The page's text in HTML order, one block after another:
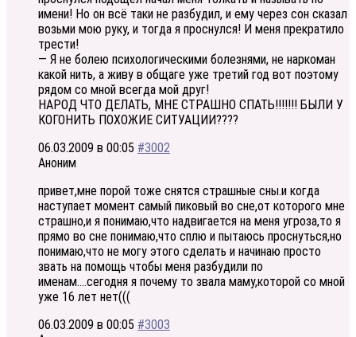
имени! Но он всё таки не разбудил, и ему через сон сказал
возьми мою руку, и тогда я проснулся! И меня прекратило
трести!
— Я не болею психологическими болезнями, не наркоман
какой нить, а живу в общаге уже третий год вот поэтому
рядом со мной всегда мой друг!
НАРОД ЧТО ДЕЛАТЬ, МНЕ СТРАШНО СПАТЬ!!!!!!! БЫЛИ У
КОГОНИТЬ ПОХОЖИЕ СИТУАЦИИ????
06.03.2009 в 00:05 #3002
Аноним
привет,мне порой тоже снятся страшные сны.и когда
наступает момент самый пиковый во сне,от которого мне
страшно,и я понимаю,что надвигается на меня угроза,то я
прямо во сне понимаю,что сплю и пытаюсь проснуться,но
понимаю,что не могу этого сделать и начинаю просто
звать на помощь чтобы меня разбудили по
именам….сегодня я почему то звала маму,которой со мной
уже 16 лет нет(((
06.03.2009 в 00:05 #3003